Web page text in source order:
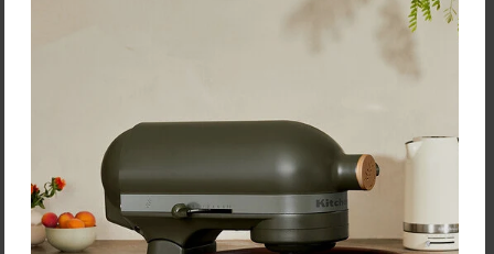
Silampos Rajnica
"Professional Tejo" priemer
18 cm - objem 2,1 L
47,10 €
Zľava:-30 %